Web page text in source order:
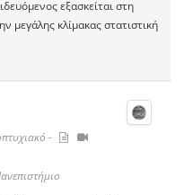
εξασκείται στη
μεγάλης κλίμακας στατιστική
-